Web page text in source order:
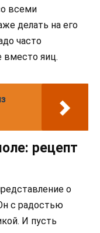
всеми
делать на его
часто
вместо яиц.
рецепт
о
с радостью
И пусть